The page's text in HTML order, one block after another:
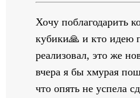
Хочу поблагодарить
кубики🙏 и кто идею
реализовал, это же
вчера я бы хмурая
что опять не успела